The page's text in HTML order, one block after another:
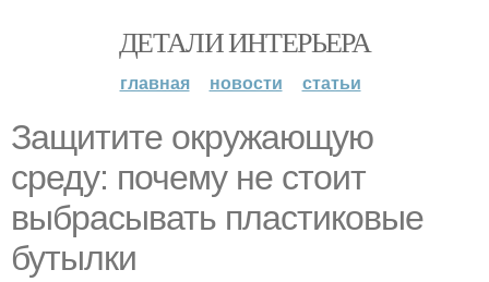
ДЕТАЛИ ИНТЕРЬЕРА
главная новости статьи
Защитите окружающую
среду: почему не стоит
выбрасывать пластиковые
бутылки